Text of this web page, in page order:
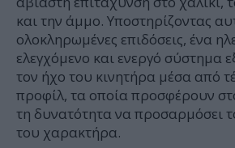
και την άμμο. Υποστηρίζοντας
ολοκληρωμένες επιδόσεις, ένα
ελεγχόμενο και ενεργό σύστημα
τον ήχο του κινητήρα μέσα από
προφίλ, τα οποία προσφέρουν
τη δυνατότητα να προσαρμόσει
του χαρακτήρα.